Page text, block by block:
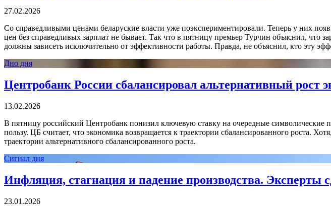
27.02.2026
Со справедливыми ценами беларуские власти уже поэкспериментировали. Теперь у них
цен без справедливых зарплат не бывает. Так что в пятницу премьер Турчин объяснил, что
должны зависеть исключительно от эффективности работы. Правда, не объяснил, кто эту
Дно дня
Центробанк России сбалансировал альтернативный рост
13.02.2026
В пятницу российский Центробанк понизил ключевую ставку на очередные
пользу. ЦБ считает, что экономика возвращается к траектории сбалансированного роста.
траектории альтернативного сбалансированного роста.
Сигнал дня
Инфляция, стагнация и падение производства. Эксперты
23.01.2026